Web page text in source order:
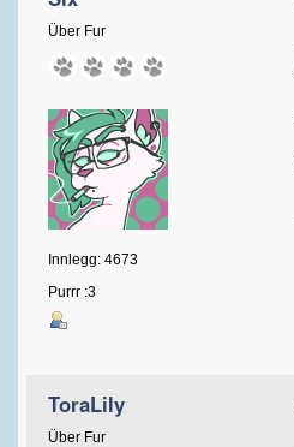
Über Fur
Innlegg: 4673
Purrr :3
ToraLily
Über Fur